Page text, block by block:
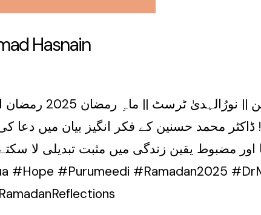
Hasnain
دعاء اور
محمد حسنین کے فکر انگیز بیان میں دعا
مضبوط یقین زندگی میں مثبت تبدیلی لا